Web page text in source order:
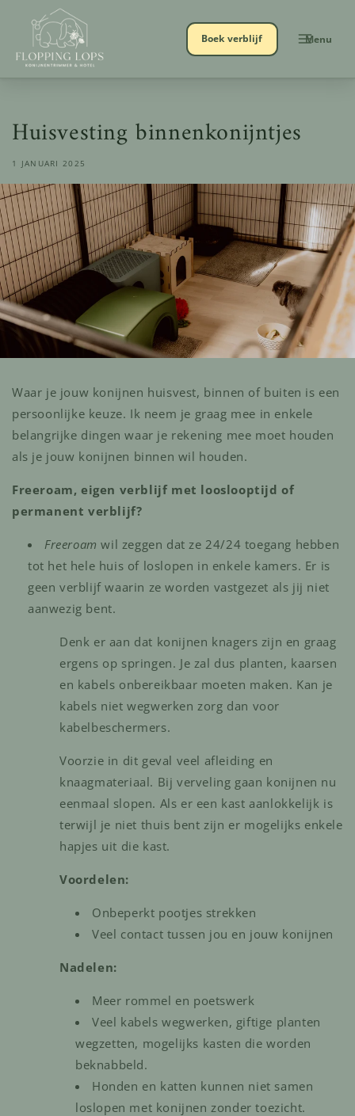
naar de
content
Boek verblijf Menu
Huisvesting binnenkonijntjes
1 JANUARI 2025
Waar je jouw konijnen huisvest, binnen of buiten is een
persoonlijke keuze. Ik neem je graag mee in enkele
belangrijke dingen waar je rekening mee moet houden
als je jouw konijnen binnen wil houden.
Freeroam, eigen verblijf met looslooptijd of
permanent verblijf?
Freeroam wil zeggen dat ze 24/24 toegang hebben
tot het hele huis of loslopen in enkele kamers. Er is
geen verblijf waarin ze worden vastgezet als jij niet
aanwezig bent.
Denk er aan dat konijnen knagers zijn en graag
ergens op springen. Je zal dus planten, kaarsen
en kabels onbereikbaar moeten maken. Kan je
kabels niet wegwerken zorg dan voor
kabelbeschermers.
Voorzie in dit geval veel afleiding en
knaagmateriaal. Bij verveling gaan konijnen nu
eenmaal slopen. Als er een kast aanlokkelijk is
terwijl je niet thuis bent zijn er mogelijks enkele
hapjes uit die kast.
Voordelen:
Onbeperkt pootjes strekken
Veel contact tussen jou en jouw konijnen
Nadelen:
Meer rommel en poetswerk
Veel kabels wegwerken, giftige planten
wegzetten, mogelijks kasten die worden
beknabbeld.
Honden en katten kunnen niet samen
loslopen met konijnen zonder toezicht.